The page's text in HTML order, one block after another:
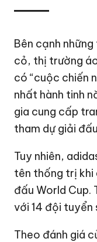
Bên cạnh
cỏ, thị trường
có “cuộc chiến
nhất hành tinh
gia cung cấp
tham dự giải
Tuy nhiên,
tên thống trị khi
đấu World Cup.
với 14 đội tuyển
Theo đánh giá